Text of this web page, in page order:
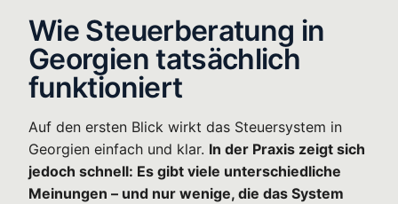
Wie Steuerberatung in
Georgien tatsächlich
funktioniert
Auf den ersten Blick wirkt das Steuersystem in
Georgien einfach und klar. In der Praxis zeigt sich
jedoch schnell: Es gibt viele unterschiedliche
Meinungen – und nur wenige, die das System